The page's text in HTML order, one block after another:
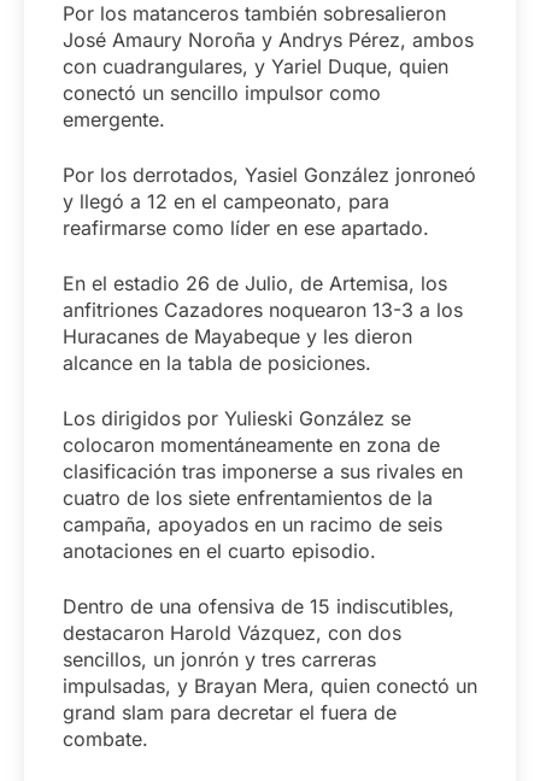
Por los matanceros también sobresalieron
José Amaury Noroña y Andrys Pérez, ambos
con cuadrangulares, y Yariel Duque, quien
conectó un sencillo impulsor como
emergente.
Por los derrotados, Yasiel González jonroneó
y llegó a 12 en el campeonato, para
reafirmarse como líder en ese apartado.
En el estadio 26 de Julio, de Artemisa, los
anfitriones Cazadores noquearon 13-3 a los
Huracanes de Mayabeque y les dieron
alcance en la tabla de posiciones.
Los dirigidos por Yulieski González se
colocaron momentáneamente en zona de
clasificación tras imponerse a sus rivales en
cuatro de los siete enfrentamientos de la
campaña, apoyados en un racimo de seis
anotaciones en el cuarto episodio.
Dentro de una ofensiva de 15 indiscutibles,
destacaron Harold Vázquez, con dos
sencillos, un jonrón y tres carreras
impulsadas, y Brayan Mera, quien conectó un
grand slam para decretar el fuera de
combate.